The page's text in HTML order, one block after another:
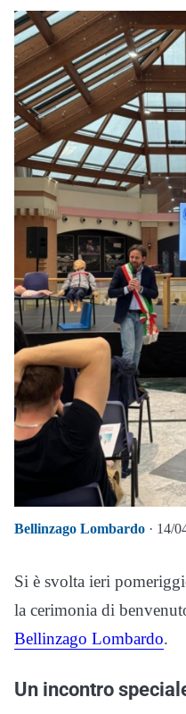
Bellinzago Lombardo · 14/
Si è svolta ieri
la cerimonia di
Bellinzago Lombardo.
Un incontro